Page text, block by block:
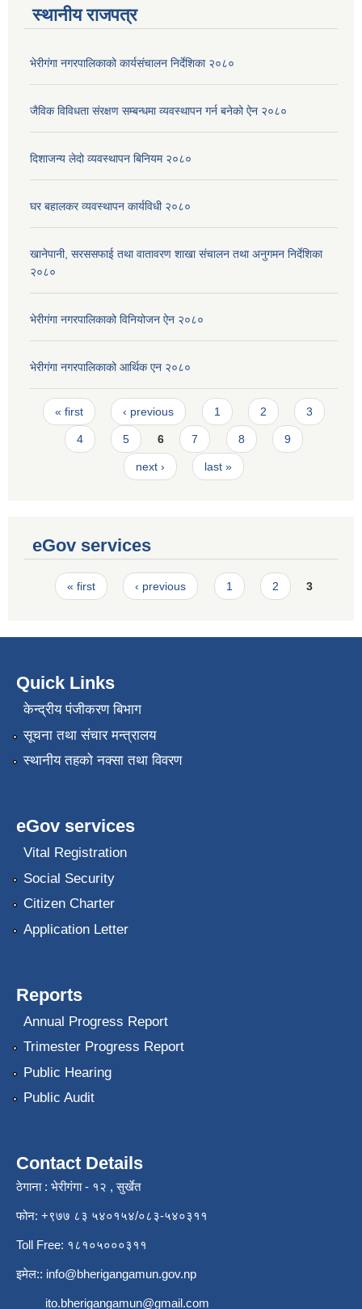
स्थानीय राजपत्र
भेरीगंगा नगरपालिकाको कार्यसंचालन निर्देशिका २०८०
जैविक विविधता संरक्षण सम्बन्धमा व्यवस्थापन गर्न बनेको ऐन २०८०
दिशाजन्य लेदो व्यवस्थापन बिनियम २०८०
घर बहालकर व्यवस्थापन कार्यविधी २०८०
खानेपानी, सरससफाई तथा वातावरण शाखा संचालन तथा अनुगमन निर्देशिका
२०८०
भेरीगंगा नगरपालिकाको विनियोजन ऐन २०८०
भेरीगंगा नगरपालिकाको आर्थिक एन २०८०
Pages
« first ‹ previous 1 2 3
4 5 6 7 8 9
next › last »
eGov services
Pages
« first ‹ previous 1 2 3
Quick Links
केन्द्रीय पंजीकरण बिभाग
सूचना तथा संचार मन्त्रालय
स्थानीय तहको नक्सा तथा विवरण
eGov services
Vital Registration
Social Security
Citizen Charter
Application Letter
Reports
Annual Progress Report
Trimester Progress Report
Public Hearing
Public Audit
Contact Details
ठेगाना : भेरीगंगा - १२ , सुर्खेत
फोन: +९७७ ८३ ५४०१५४/०८३-५४०३११
Toll Free: १८१०५०००३११
इमेल:: info@bherigangamun.gov.np
ito.bherigangamun@gmail.com